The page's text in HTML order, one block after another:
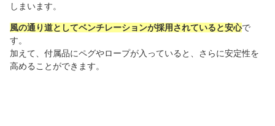
しまいます。
風の通り道としてベンチレーションが採用されていると安心で
す。
加えて、付属品にペグやロープが入っていると、さらに安定性を
高めることができます。